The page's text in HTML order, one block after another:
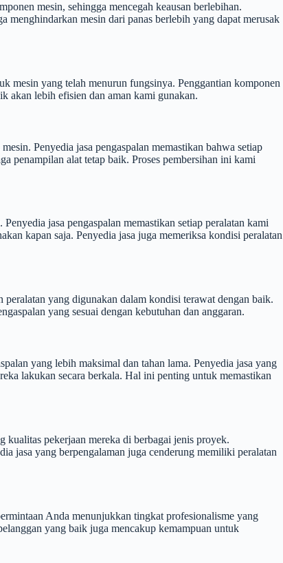
mesin, sehingga mencegah keausan berlebihan.
menghindarkan mesin dari panas berlebih yang dapat merusak
mesin yang telah menurun fungsinya. Penggantian komponen
akan lebih efisien dan aman kami gunakan.
Penyedia jasa pengaspalan memastikan bahwa setiap
penampilan alat tetap baik. Proses pembersihan ini kami
jasa pengaspalan memastikan setiap peralatan kami
kapan saja. Penyedia jasa juga memeriksa kondisi peralatan
yang digunakan dalam kondisi terawat dengan baik.
yang sesuai dengan kebutuhan dan anggaran.
yang lebih maksimal dan tahan lama. Penyedia jasa yang
lakukan secara berkala. Hal ini penting untuk memastikan
pekerjaan mereka di berbagai jenis proyek.
jasa yang berpengalaman juga cenderung memiliki peralatan
Anda menunjukkan tingkat profesionalisme yang
yang baik juga mencakup kemampuan untuk